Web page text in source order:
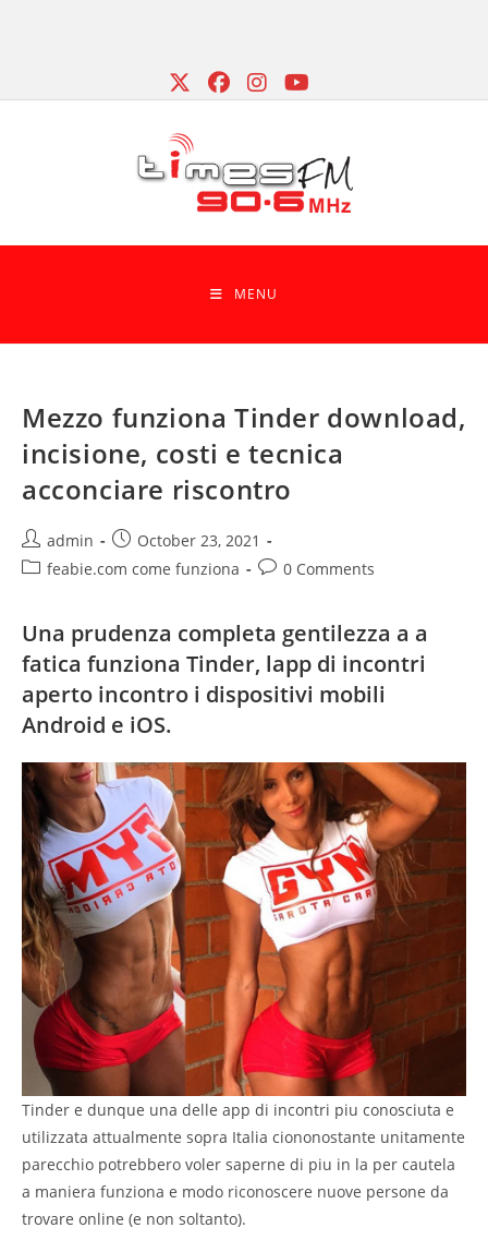
MENU
Mezzo funziona Tinder download,
incisione, costi e tecnica
acconciare riscontro
Post
author:
admin
Post
published:
October 23, 2021
Postfeabie.com come funziona
Post0 Comments
Una prudenza completa gentilezza a a
fatica funziona Tinder, lapp di incontri
aperto incontro i dispositivi mobili
Android e iOS.
Tinder e dunque una delle app di incontri piu conosciuta e
utilizzata attualmente sopra Italia ciononostante unitamente
parecchio potrebbero voler saperne di piu in la per cautela
a maniera funziona e modo riconoscere nuove persone da
trovare online (e non soltanto).